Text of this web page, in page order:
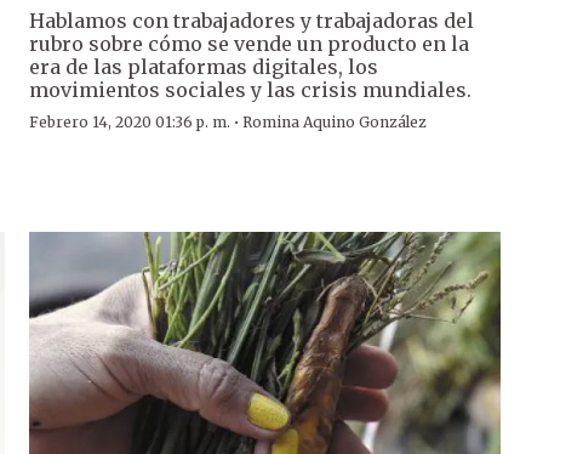
Hablamos con trabajadores y trabajadoras del
rubro sobre cómo se vende un producto en la
era de las plataformas digitales, los
movimientos sociales y las crisis mundiales.
Febrero 14, 2020 01:36 p. m. · Romina Aquino González